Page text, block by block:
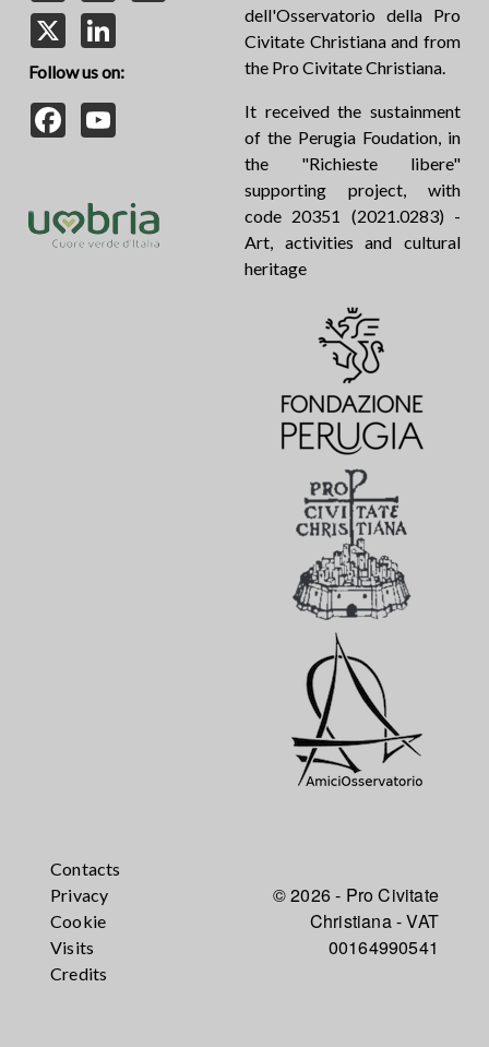
Follow us on:
Facebook
dell'Osservatorio della Pro
Civitate Christiana and from
the Pro Civitate Christiana.
It received the sustainment
of the Perugia Foudation, in
the "Richieste libere"
supporting project, with
code 20351 (2021.0283) -
Art, activities and cultural
heritage
Contacts
Privacy
Cookie
Visits
Credits
© 2026 - Pro Civitate
Christiana - VAT
00164990541